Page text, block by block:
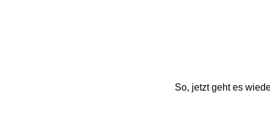
So, jetzt geht es